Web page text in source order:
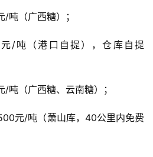
（广西糖）；
/吨（港口自提），仓库自提
吨（广西糖、云南糖）；
元/吨（萧山库，40公里内免费